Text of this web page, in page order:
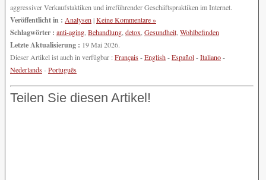
aggressiver Verkaufstaktiken und irreführender Geschäftspraktiken im Internet.
Veröffentlicht in : Analysen|Keine Kommentare »
Schlagwörter : anti-aging Behandlung detox Gesundheit Wohlbefinden
Letzte Aktualisierung : 19 Mai 2026.
Dieser Artikel ist auch in verfügbar :Français-English-Español-Italiano-
Nederlands-Português
Teilen Sie diesen Artikel!